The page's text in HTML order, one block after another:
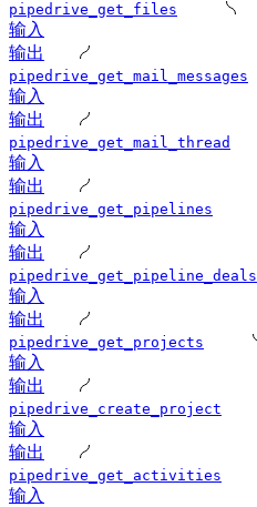
pipedrive_get_files
输入
输出
pipedrive_get_mail_messages
输入
输出
pipedrive_get_mail_thread
输入
输出
pipedrive_get_pipelines
输入
输出
pipedrive_get_pipeline_deals
输入
输出
pipedrive_get_projects
输入
输出
pipedrive_create_project
输入
输出
pipedrive_get_activities
输入